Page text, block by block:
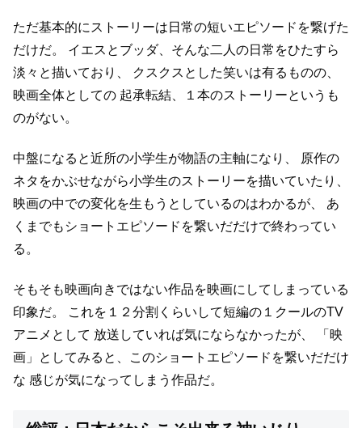
ただ基本的にストーリーは日常の短いエピソードを繋げた
だけだ。
イエスとブッダ、そんな二人の日常をひたすら
淡々と描いており、
クスクスとした笑いは有るものの、
映画全体としての 起承転結、１本のストーリーというも
のがない。
中盤になると近所の小学生が物語の主軸になり、
原作の
ネタをかぶせながら小学生のストーリーを描いていたり、
映画の中での変化を生もうとしているのはわかるが、
あ
くまでもショートエピソードを繋いだだけで終わってい
る。
そもそも映画向きではない作品を映画にしてしまっている
印象だ。
これを１２分割くらいして短編の１クールのTV
アニメとして 放送していれば気にならなかったが、
「映
画」としてみると、このショートエピソードを繋いだだけ
な 感じが気になってしまう作品だ。